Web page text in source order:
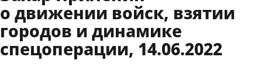
о движении войск, взятии
городов и динамике
спецоперации, 14.06.2022